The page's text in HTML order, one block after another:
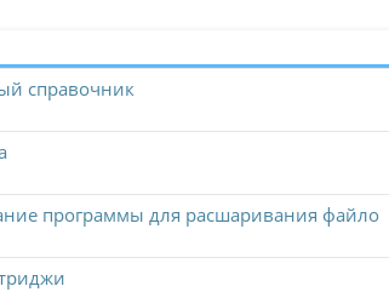
справочник
программы для расшаривания файло